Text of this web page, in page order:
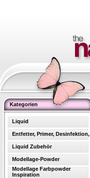
Kategorien
Liquid
Entfetter, Primer, Desinfektion,
Liquid Zubehör
Modellage-Powder
Modellage Farbpowder
Inspiration